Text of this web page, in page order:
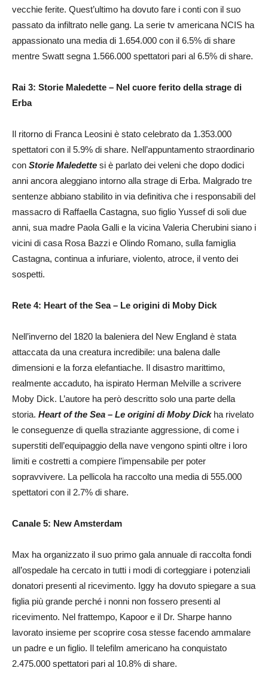
vecchie ferite. Quest’ultimo ha dovuto fare i conti con il suo
passato da infiltrato nelle gang. La serie tv americana NCIS ha
appassionato una media di 1.654.000 con il 6.5% di share
mentre Swatt segna 1.566.000 spettatori pari al 6.5% di share.
Rai 3: Storie Maledette – Nel cuore ferito della strage di
Erba
Il ritorno di Franca Leosini è stato celebrato da 1.353.000
spettatori con il 5.9% di share. Nell’appuntamento straordinario
con Storie Maledette si è parlato dei veleni che dopo dodici
anni ancora aleggiano intorno alla strage di Erba. Malgrado tre
sentenze abbiano stabilito in via definitiva che i responsabili del
massacro di Raffaella Castagna, suo figlio Yussef di soli due
anni, sua madre Paola Galli e la vicina Valeria Cherubini siano i
vicini di casa Rosa Bazzi e Olindo Romano, sulla famiglia
Castagna, continua a infuriare, violento, atroce, il vento dei
sospetti.
Rete 4: Heart of the Sea – Le origini di Moby Dick
Nell’inverno del 1820 la baleniera del New England è stata
attaccata da una creatura incredibile: una balena dalle
dimensioni e la forza elefantiache. Il disastro marittimo,
realmente accaduto, ha ispirato Herman Melville a scrivere
Moby Dick. L’autore ha però descritto solo una parte della
storia. Heart of the Sea – Le origini di Moby Dickha rivelato
le conseguenze di quella straziante aggressione, di come i
superstiti dell’equipaggio della nave vengono spinti oltre i loro
limiti e costretti a compiere l’impensabile per poter
sopravvivere. La pellicola ha raccolto una media di 555.000
spettatori con il 2.7% di share.
Canale 5: New Amsterdam
Max ha organizzato il suo primo gala annuale di raccolta fondi
all’ospedale ha cercato in tutti i modi di corteggiare i potenziali
donatori presenti al ricevimento. Iggy ha dovuto spiegare a sua
figlia più grande perché i nonni non fossero presenti al
ricevimento. Nel frattempo, Kapoor e il Dr. Sharpe hanno
lavorato insieme per scoprire cosa stesse facendo ammalare
un padre e un figlio. Il telefilm americano ha conquistato
2.475.000 spettatori pari al 10.8% di share.